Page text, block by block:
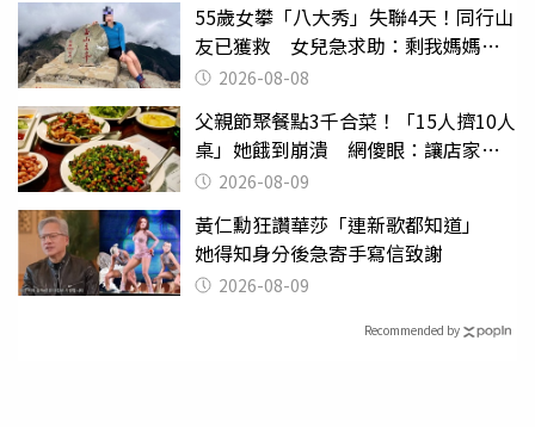
55歲女攀「八大秀」失聯4天！同行山
友已獲救 女兒急求助：剩我媽媽還
沒找到
2026-08-08
父親節聚餐點3千合菜！「15人擠10人
桌」她餓到崩潰 網傻眼：讓店家看
笑話2026-08-09
黃仁勳狂讚華莎「連新歌都知道」
她得知身分後急寄手寫信致謝
2026-08-09
Recommended by